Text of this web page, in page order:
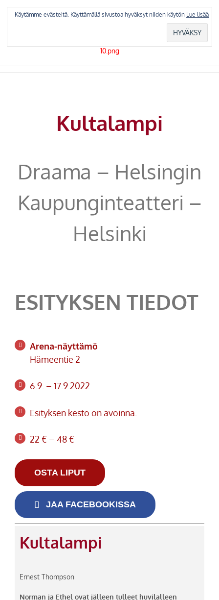
Kultalampi
Draama – Helsingin
Kaupunginteatteri –
Helsinki
ESITYKSEN TIEDOT
Arena-näyttämö
Hämeentie 2
6.9. – 17.9.2022
Esityksen kesto on avoinna.
22 € – 48 €
OSTA LIPUT
JAA FACEBOOKISSA
Kultalampi
Ernest Thompson
Norman ja Ethel ovat jälleen tulleet huvilalleen
Käytämme evästeitä. Käyttämällä sivustoa hyväksyt niiden käytön Lue lisää